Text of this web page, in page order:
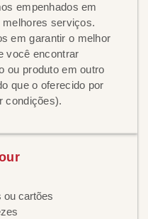
empenhados em
serviços.
em garantir o melhor
você encontrar
ou produto em outro
que o oferecido por
condições).
ou cartões